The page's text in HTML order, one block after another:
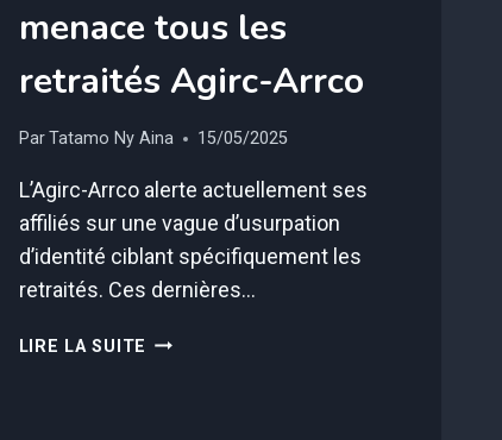
menace tous les
retraités Agirc-Arrco
ParTatamo Ny Aina 15/05/2025
L’Agirc-Arrco alerte actuellement ses
affiliés sur une vague d’usurpation
d’identité ciblant spécifiquement les
retraités. Ces dernières…
LIRE LA SUITE NE